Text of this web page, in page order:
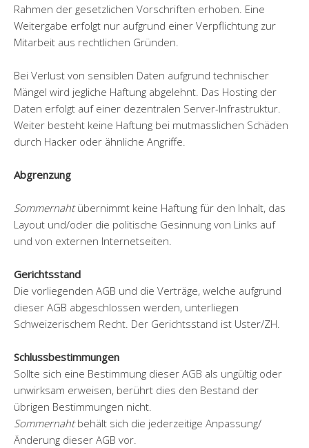
Rahmen der gesetzlichen Vorschriften erhoben. Eine
Weitergabe erfolgt nur aufgrund einer Verpflichtung zur
Mitarbeit aus rechtlichen Gründen.
Bei Verlust von sensiblen Daten aufgrund technischer
Mängel wird jegliche Haftung abgelehnt. Das Hosting der
Daten erfolgt auf einer dezentralen Server-Infrastruktur.
Weiter besteht keine Haftung bei mutmasslichen Schäden
durch Hacker oder ähnliche Angriffe.
Abgrenzung
Sommernahtübernimmt keine Haftung für den Inhalt, das
Layout und/oder die politische Gesinnung von Links auf
und von externen Internetseiten.
Gerichtsstand
Die vorliegenden AGB und die Verträge, welche aufgrund
dieser AGB abgeschlossen werden, unterliegen
Schweizerischem Recht. Der Gerichtsstand ist Uster/ZH.
Schlussbestimmungen
Sollte sich eine Bestimmung dieser AGB als ungültig oder
unwirksam erweisen, berührt dies den Bestand der
übrigen Bestimmungen nicht.
Sommernahtbehält sich die jederzeitige Anpassung/
Änderung dieser AGB vor.